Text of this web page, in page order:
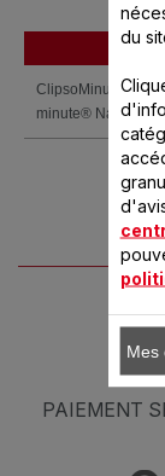
ClipsoMinut'®
minute® Natural
PAIEMENT
du
Mes